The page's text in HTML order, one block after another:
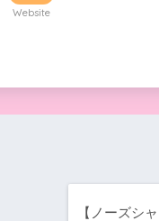
Website
【ノーズシ